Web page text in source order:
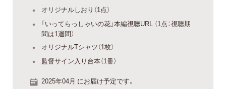
オリジナルしおり（1点）
「いってらっしゃいの花」本編視聴URL （1点：視聴期
間は1週間）
オリジナルTシャツ（1枚）
監督サイン入り台本（1冊）
2025年04月 にお届け予定です。